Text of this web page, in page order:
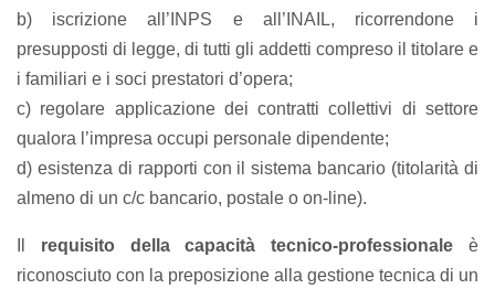
b) iscrizione all’INPS e all’INAIL, ricorrendone i
presupposti di legge, di tutti gli addetti compreso il titolare e
i familiari e i soci prestatori d’opera;
c) regolare applicazione dei contratti collettivi di settore
qualora l’impresa occupi personale dipendente;
d) esistenza di rapporti con il sistema bancario (titolarità di
almeno di un c/c bancario, postale o on-line).
requisito della capacità tecnico-professionale è
riconosciuto con la preposizione alla gestione tecnica di un